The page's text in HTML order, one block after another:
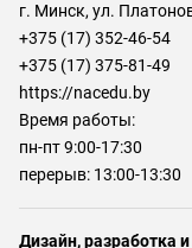
г. Минск, ул.
+375 (17) 352-46-54
+375 (17) 375-81-49
https://nacedu.by
Время работы:
пн-пт 9:00-17:30
перерыв: 13:00-13:30
Дизайн, разработка